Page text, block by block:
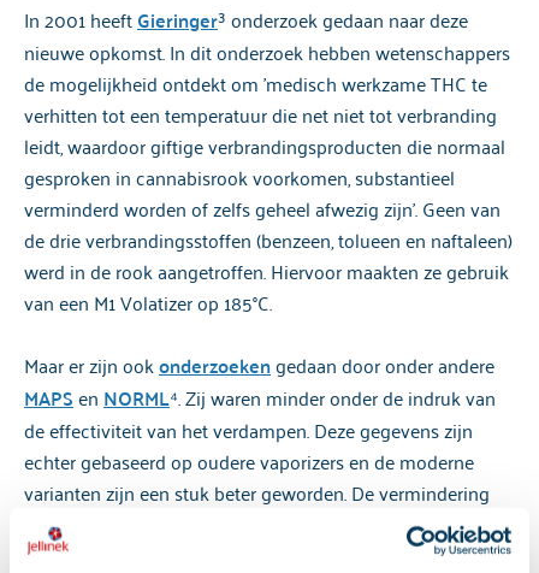
In 2001 heeftGieringer³ onderzoek gedaan naar deze
nieuwe opkomst. In dit onderzoek hebben wetenschappers
de mogelijkheid ontdekt om 'medisch werkzame THC te
verhitten tot een temperatuur die net niet tot verbranding
leidt, waardoor giftige verbrandingsproducten die normaal
gesproken in cannabisrook voorkomen, substantieel
verminderd worden of zelfs geheel afwezig zijn'. Geen van
de drie verbrandingsstoffen (benzeen, tolueen en naftaleen)
werd in de rook aangetroffen. Hiervoor maakten ze gebruik
van een M1 Volatizer op 185°C.
Maar er zijn ookonderzoekengedaan door onder andere
MAPSenNORML⁴. Zij waren minder onder de indruk van
de effectiviteit van het verdampen. Deze gegevens zijn
echter gebaseerd op oudere vaporizers en de moderne
varianten zijn een stuk beter geworden. De vermindering
van de schadelijke stoffen hangt dus sterk af van het soort
vaporizer dat gebruikt wordt.